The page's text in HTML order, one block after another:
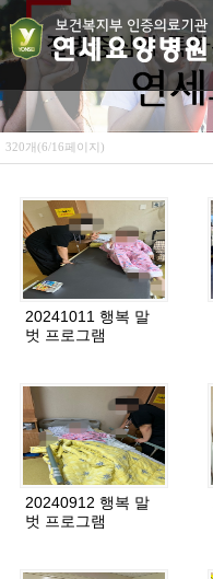
320개(6/16페이지)
20241011 행복 말
벗 프로그램
20240912 행복 말
벗 프로그램